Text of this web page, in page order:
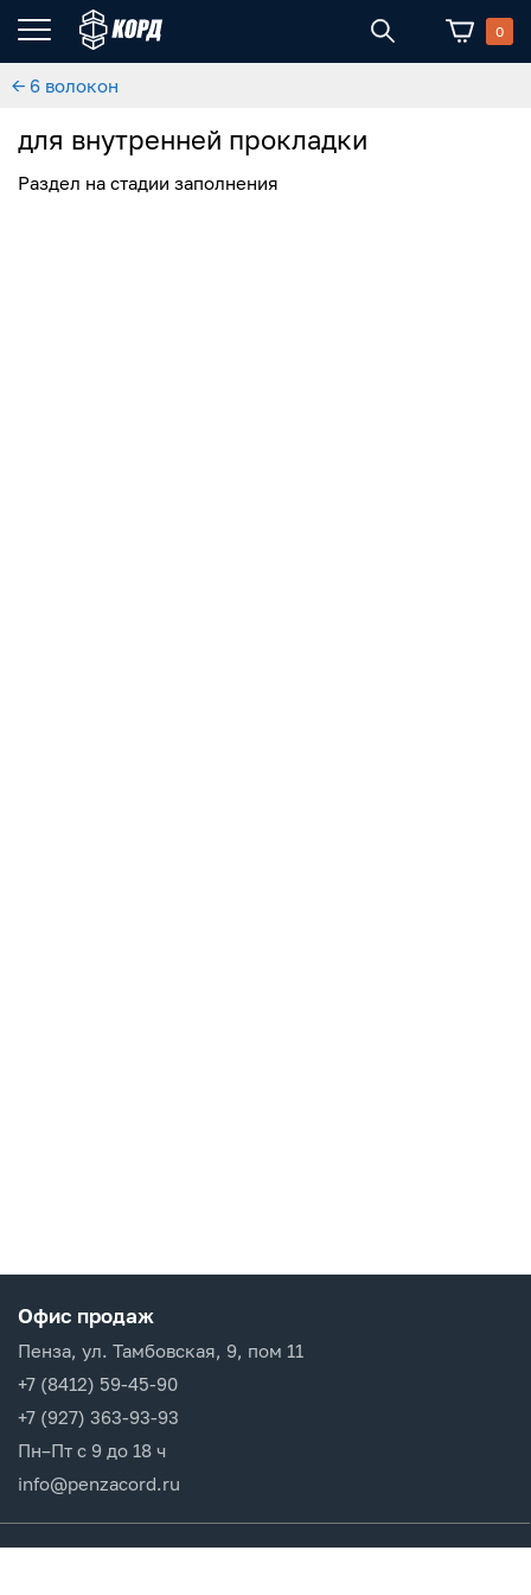
0
← 6 волокон
для внутренней прокладки
Раздел на стадии заполнения
Офис продаж
Пенза, ул. Тамбовская, 9, пом 11
+7 (8412) 59-45-90
+7 (927) 363-93-93
Пн–Пт с 9 до 18 ч
info@penzacord.ru
Производители